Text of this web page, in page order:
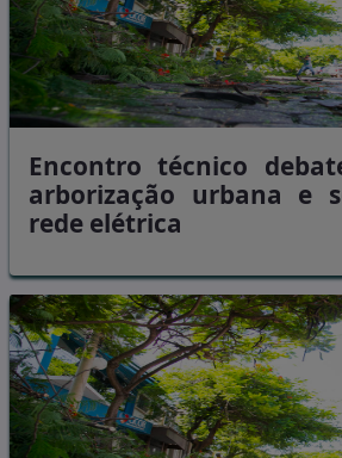
Encontro técnico
arborização urbana e
rede elétrica